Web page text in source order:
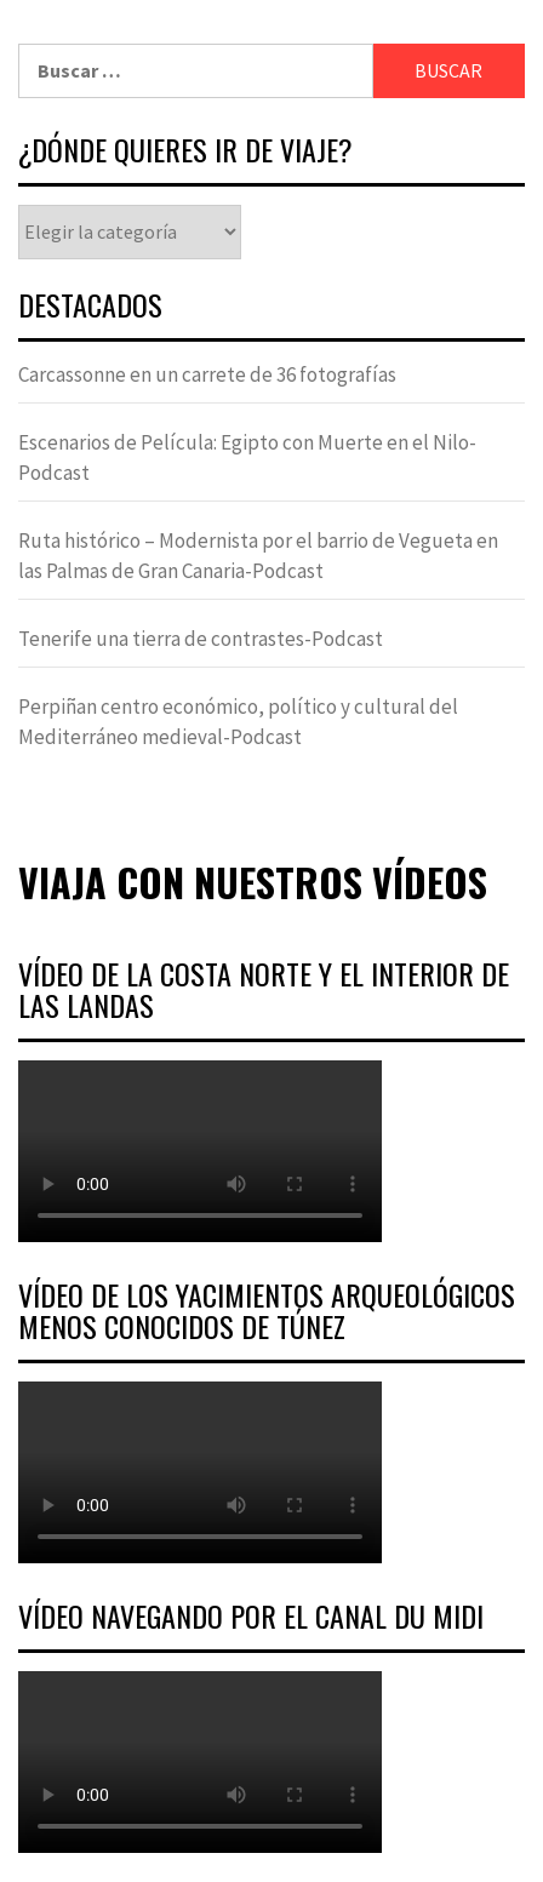
¿DÓNDE QUIERES IR DE VIAJE?
DESTACADOS
Carcassonne en un carrete de 36 fotografías
Escenarios de Película: Egipto con Muerte en el Nilo-
Podcast
Ruta histórico – Modernista por el barrio de Vegueta en
las Palmas de Gran Canaria-Podcast
Tenerife una tierra de contrastes-Podcast
Perpiñan centro económico, político y cultural del
Mediterráneo medieval-Podcast
VIAJA CON NUESTROS VÍDEOS
VÍDEO DE LA COSTA NORTE Y EL INTERIOR DE
LAS LANDAS
VÍDEO DE LOS YACIMIENTOS ARQUEOLÓGICOS
MENOS CONOCIDOS DE TÚNEZ
VÍDEO NAVEGANDO POR EL CANAL DU MIDI